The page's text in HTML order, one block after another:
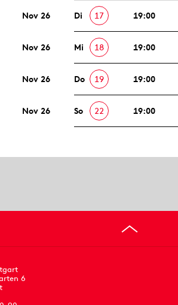
Nov 26 Di 17 19:00
Nov 26 Mi 18 19:00
Nov 26 Do 19 19:00
Nov 26 So 22 19:00
6